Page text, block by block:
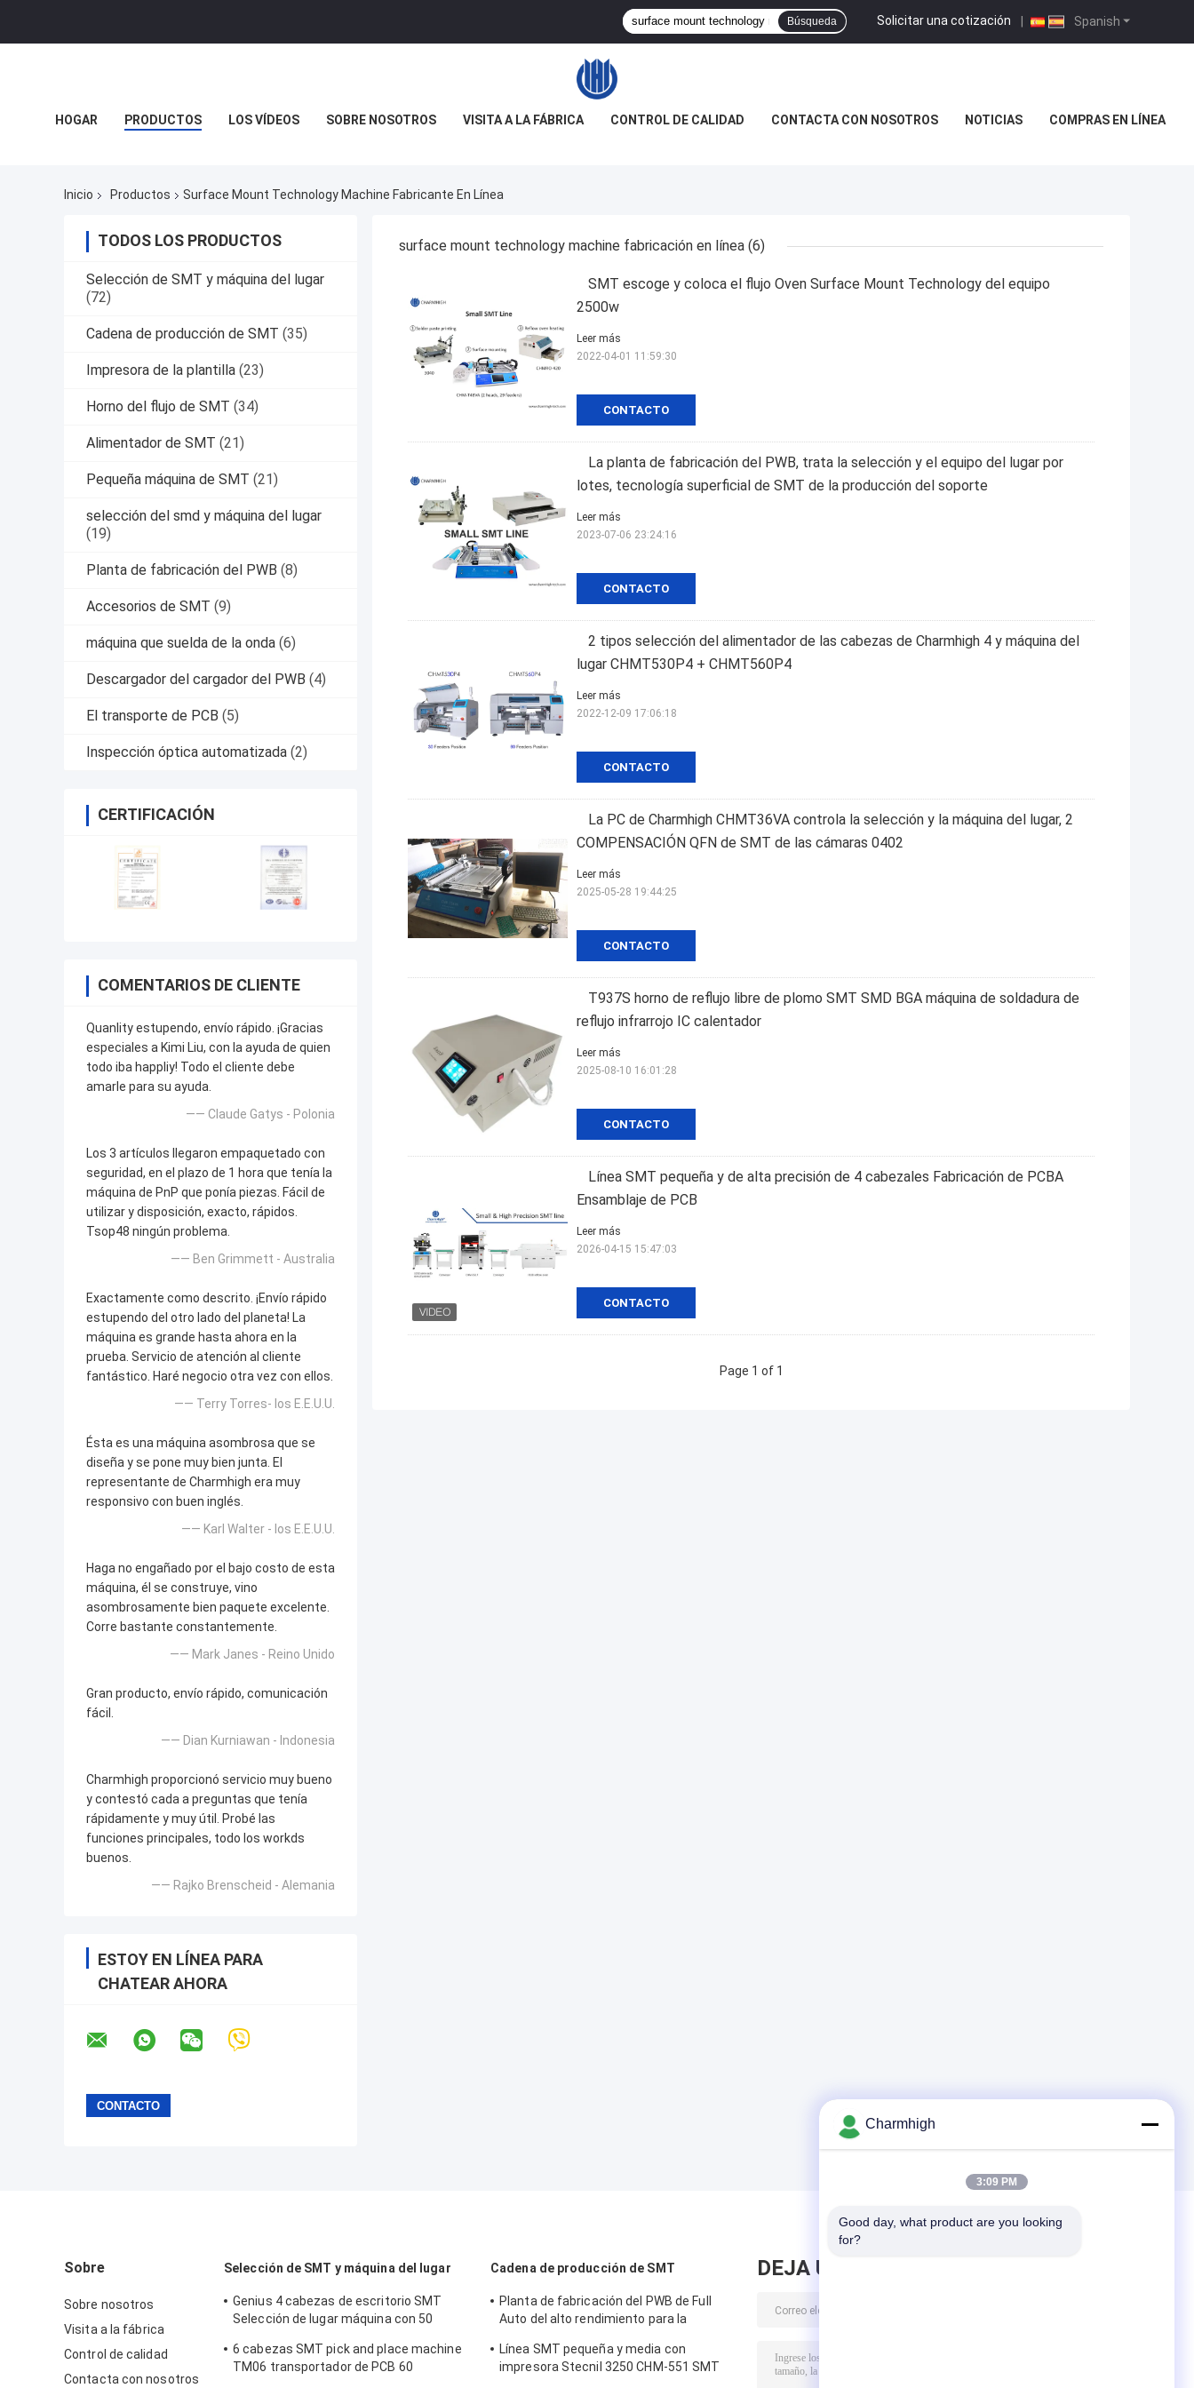
Spanish
Solicitar una cotización |
Búsqueda
HOGAR PRODUCTOS LOS VÍDEOS SOBRE NOSOTROS VISITA A LA FÁBRICA CONTROL DE CALIDAD CONTACTA CON NOSOTROS NOTICIAS COMPRAS EN LÍNEA
Inicio Productos Surface Mount Technology Machine Fabricante En Línea
TODOS LOS PRODUCTOS
Selección de SMT y máquina del lugar
(72)
Cadena de producción de SMT (35)
Impresora de la plantilla (23)
Horno del flujo de SMT (34)
Alimentador de SMT (21)
Pequeña máquina de SMT (21)
selección del smd y máquina del lugar
(19)
Planta de fabricación del PWB (8)
Accesorios de SMT (9)
máquina que suelda de la onda (6)
Descargador del cargador del PWB (4)
El transporte de PCB (5)
Inspección óptica automatizada (2)
CERTIFICACIÓN
COMENTARIOS DE CLIENTE
Quanlity estupendo, envío rápido. ¡Gracias
especiales a Kimi Liu, con la ayuda de quien
todo iba happliy! Todo el cliente debe
amarle para su ayuda.
—— Claude Gatys - Polonia
Los 3 artículos llegaron empaquetado con
seguridad, en el plazo de 1 hora que tenía la
máquina de PnP que ponía piezas. Fácil de
utilizar y disposición, exacto, rápidos.
Tsop48 ningún problema.
—— Ben Grimmett - Australia
Exactamente como descrito. ¡Envío rápido
estupendo del otro lado del planeta! La
máquina es grande hasta ahora en la
prueba. Servicio de atención al cliente
fantástico. Haré negocio otra vez con ellos.
—— Terry Torres- los E.E.U.U.
Ésta es una máquina asombrosa que se
diseña y se pone muy bien junta. El
representante de Charmhigh era muy
responsivo con buen inglés.
—— Karl Walter - los E.E.U.U.
Haga no engañado por el bajo costo de esta
máquina, él se construye, vino
asombrosamente bien paquete excelente.
Corre bastante constantemente.
—— Mark Janes - Reino Unido
Gran producto, envío rápido, comunicación
fácil.
—— Dian Kurniawan - Indonesia
Charmhigh proporcionó servicio muy bueno
y contestó cada a preguntas que tenía
rápidamente y muy útil. Probé las
funciones principales, todo los workds
buenos.
—— Rajko Brenscheid - Alemania
ESTOY EN LÍNEA PARA
CHATEAR AHORA
surface mount technology machine fabricación en línea (6)
SMT escoge y coloca el flujo Oven Surface Mount Technology del equipo
2500w
CONTACTO
Leer más
2022-04-01 11:59:30
La planta de fabricación del PWB, trata la selección y el equipo del lugar por
lotes, tecnología superficial de SMT de la producción del soporte
CONTACTO
Leer más
2023-07-06 23:24:16
2 tipos selección del alimentador de las cabezas de Charmhigh 4 y máquina del
lugar CHMT530P4 + CHMT560P4
CONTACTO
Leer más
2022-12-09 17:06:18
La PC de Charmhigh CHMT36VA controla la selección y la máquina del lugar, 2
COMPENSACIÓN QFN de SMT de las cámaras 0402
CONTACTO
Leer más
2025-05-28 19:44:25
T937S horno de reflujo libre de plomo SMT SMD BGA máquina de soldadura de
reflujo infrarrojo IC calentador
CONTACTO
Leer más
2025-08-10 16:01:28
Línea SMT pequeña y de alta precisión de 4 cabezales Fabricación de PCBA
Ensamblaje de PCB
CONTACTO
Leer más
2026-04-15 15:47:03
Page 1 of 1
Sobre
Sobre nosotros
Visita a la fábrica
Control de calidad
Contacta con nosotros
Selección de SMT y máquina del lugar
Genius 4 cabezas de escritorio SMT
Selección de lugar máquina con 50
6 cabezas SMT pick and place machine
TM06 transportador de PCB 60
Cadena de producción de SMT
Planta de fabricación del PWB de Full
Auto del alto rendimiento para la
Línea SMT pequeña y media con
impresora Stecnil 3250 CHM-551 SMT
DEJA UN MENSAJE
Charmhigh
3:09 PM
Good day, what product are you looking
for?